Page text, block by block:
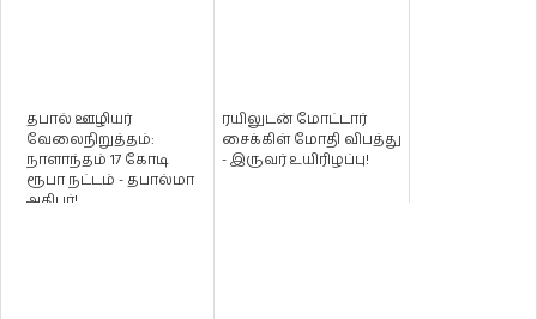
தபால் ஊழியர்
வேலைநிறுத்தம்:
நாளாந்தம் 17 கோடி
ரூபா நட்டம் - தபால்மா
அதிபர்!
ரயிலுடன் மோட்டார்
சைக்கிள் மோதி விபத்து
- இருவர் உயிரிழப்பு!